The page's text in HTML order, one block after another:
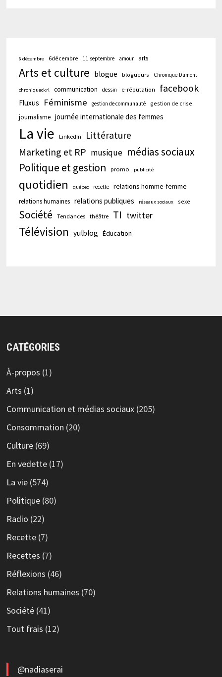
6 décembre 6décembre 11 septembre amour arts
Arts et culture blogue blogueurs Chronique-Dumont
chroniqueckrl communication dessin e-réputation facebook
Fluxus Féminisme gestion de communauté gestion de crise
journalisme journée internationale des femmes
La vie LinkedIn Littérature
Marketing et RP musique médias sociaux
Politique et gestion
promo publicité
quotidien québec recette relations homme-femme
relations humaines relations publiques réseaux sociaux sexe
Société Tendances théâtre TI twitter
Télévision yulblog Éducation
CATÉGORIES
À-propos (1)
Arts (1)
Communication et médias sociaux(205)
Consommation (20)
Culture(69)
En vedette(17)
La vie(574)
Politique(80)
Radio (22)
Recette(7)
Recettes (7)
Réflexions (46)
Relations humaines (70)
Société(41)
Tout frais (12)
@nadiaserai